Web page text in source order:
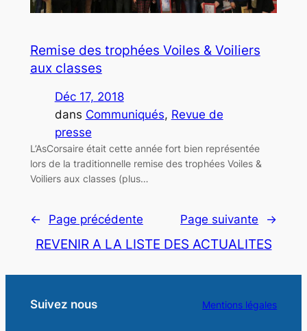
Remise des trophées Voiles & Voiliers
aux classes
Déc 17, 2018
dans Communiqués, Revue de
presse
L’AsCorsaire était cette année fort bien représentée
lors de la traditionnelle remise des trophées Voiles &
Voiliers aux classes (plus…
← Page précédente Page suivante →
REVENIR A LA LISTE DES ACTUALITES
Suivez nous Mentions légales